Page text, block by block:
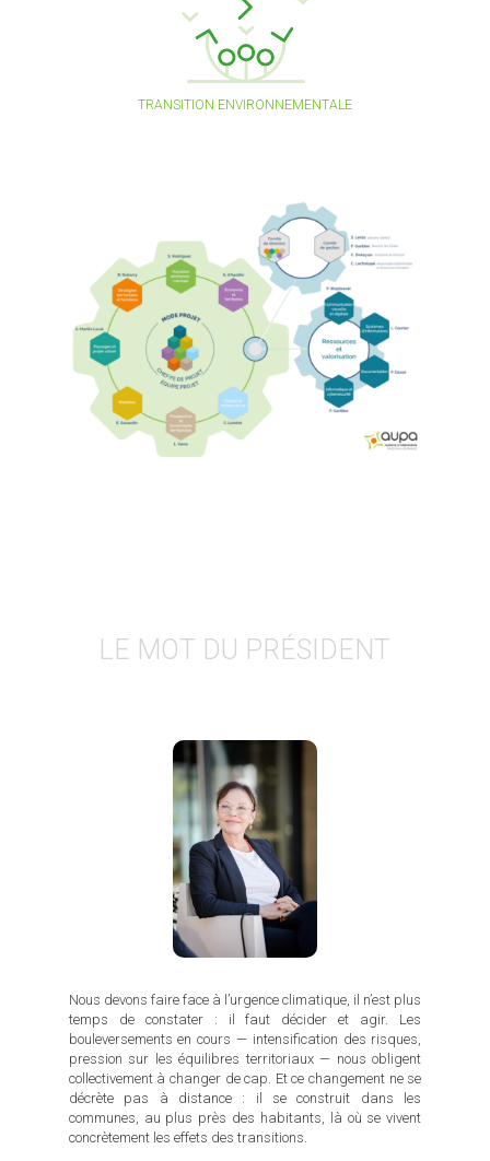
TRANSITION ENVIRONNEMENTALE
LE MOT DU PRÉSIDENT
Nous devons faire face à l’urgence climatique, il n’est plus
temps de constater : il faut décider et agir. Les
bouleversements en cours — intensification des risques,
pression sur les équilibres territoriaux — nous obligent
collectivement à changer de cap. Et ce changement ne se
décrète pas à distance : il se construit dans les
communes, au plus près des habitants, là où se vivent
concrètement les effets des transitions.